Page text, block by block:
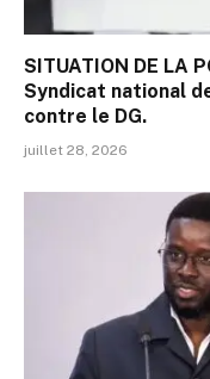
SITUATION DE LA
Syndicat national
contre le DG.
juillet 28, 2026